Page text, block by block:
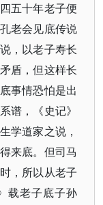
五十年老子便
老会见底传说
，以老子寿长
盾，但这样长
事情恐怕是出
谱，《史记》
学道家之说，
来底。但司马
，所以从老子
载老子底子孙